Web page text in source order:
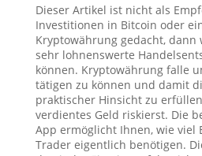
Dieser Artikel ist nicht als
Investitionen in Bitcoin oder
Kryptowährung gedacht, dann
sehr lohnenswerte
können. Kryptowährung falle
tätigen zu können und damit
praktischer Hinsicht zu
verdientes Geld riskierst. Die
App ermöglicht Ihnen, wie viel
Trader eigentlich benötigen.